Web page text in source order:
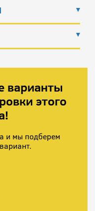
варианты
этого
и мы подберем